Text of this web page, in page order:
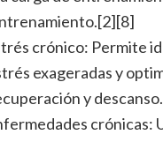
crónico: Permite
exageradas y
y
crónicas: